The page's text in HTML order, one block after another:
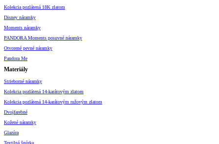
Kolekcia pozlátená 18K zlatom
Disney náramky
Moments náramky
PANDORA Moments posuvné náramky
Otvorené pevné náramky
Pandora Me
Materiály
Strieborné náramky
Kolekcia pozlátená 14-karátovým zlatom
Kolekcia pozlátená 14-karátovým ružovým zlatom
Dvojfarebné
Kožené náramky
Glazúra
Textilná šnúrka